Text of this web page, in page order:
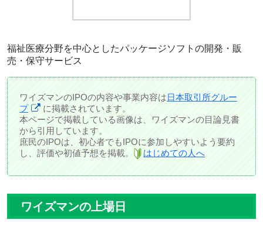
福祉医療分野を中心としたパッケージソフトの開発・販
売・保守サービス
ワイズマンのIPOの内容や事業内容は日本取引所グルー
プ
に掲載されています。
本ページで掲載している画像は、ワイズマンの目論見書
から引用しています。
庶民のIPOは、初心者でもIPOに参加しやすいよう要約
し、評価や初値予想を掲載。
はじめての人へ
ワイズマンの上場日